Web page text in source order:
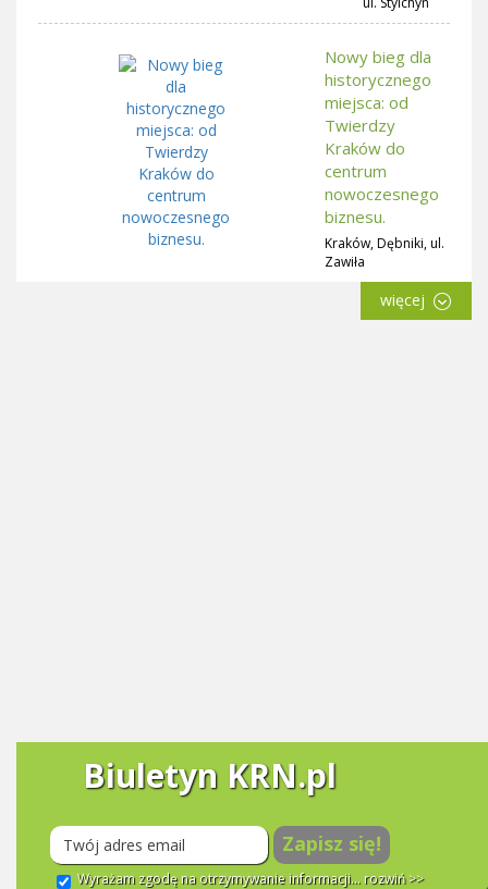
Nowy bieg dla
historycznego
miejsca: od
Twierdzy
Kraków do
centrum
nowoczesnego
biznesu.
Kraków, Dębniki, ul.
Zawiła
więcej
Biuletyn KRN.pl
Zapisz się!
Wyrażam zgodę na otrzymywanie informacji... rozwiń >>